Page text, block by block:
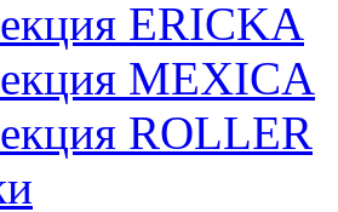
ERICKA
MEXICA
ROLLER